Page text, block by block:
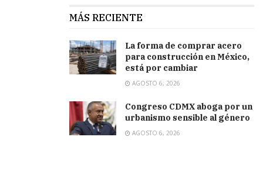
MÁS RECIENTE
La forma de comprar acero
para construcción en México,
está por cambiar
AGOSTO 6, 2026
Congreso CDMX aboga por un
urbanismo sensible al género
AGOSTO 6, 2026